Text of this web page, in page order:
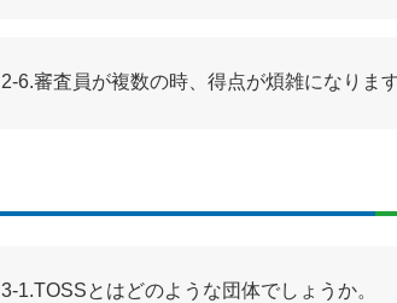
2-6.審査員が複数の時、得点が煩雑になりま
3-1.TOSSとはどのような団体でしょうか。